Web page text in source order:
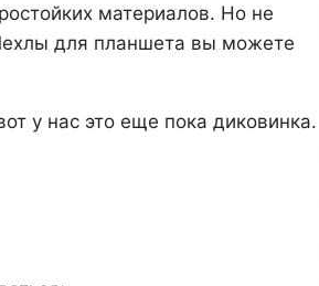
материалов. Но не
для планшета вы можете
у нас это еще пока диковинка.